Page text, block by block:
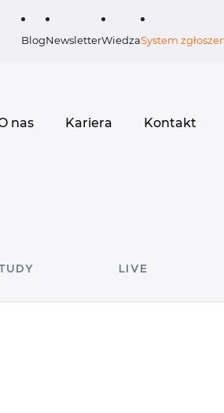
BlogNewsletterWiedzaSystem
nas Kariera Kontakt
LIVE